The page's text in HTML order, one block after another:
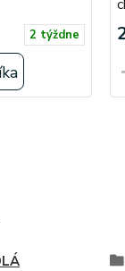
2 týždne